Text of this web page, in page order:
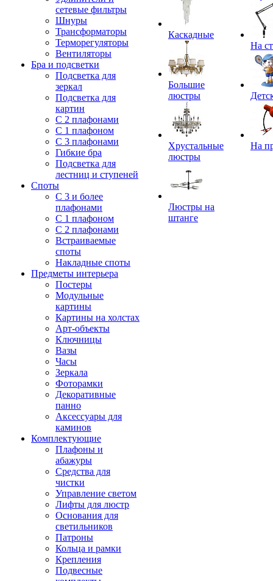
сетевые фильтры
Шнуры
Трансформаторы
Терморегуляторы
Вентиляторы
Бра и подсветки
Подсветка для
зеркал
Подсветка для
картин
С 2 плафонами
С 1 плафоном
С 3 плафонами
Гибкие бра
Подсветка для
лестниц и ступеней
Споты
С 3 и более
плафонами
С 1 плафоном
С 2 плафонами
Встраиваемые
споты
Накладные споты
Предметы интерьера
Постеры
Модульные
картины
Картины на холстах
Арт-объекты
Ключницы
Вазы
Часы
Зеркала
Фоторамки
Декоративные
панно
Аксессуары для
каминов
Комплектующие
Плафоны и
абажуры
Средства для
чистки
Управление светом
Лифты для люстр
Основания для
светильников
Патроны
Кольца и рамки
Крепления
Подвесные
Каскадные
Большие
люстры
Хрустальные
люстры
Люстры на
штанге
На
На